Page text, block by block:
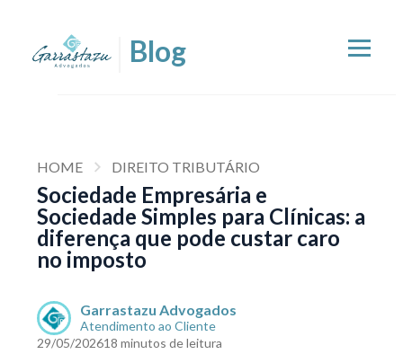
HOME DIREITO TRIBUTÁRIO
Sociedade Empresária e
Sociedade Simples para Clínicas: a
diferença que pode custar caro
no imposto
Garrastazu Advogados
Atendimento ao Cliente
29/05/202618 minutos de leitura